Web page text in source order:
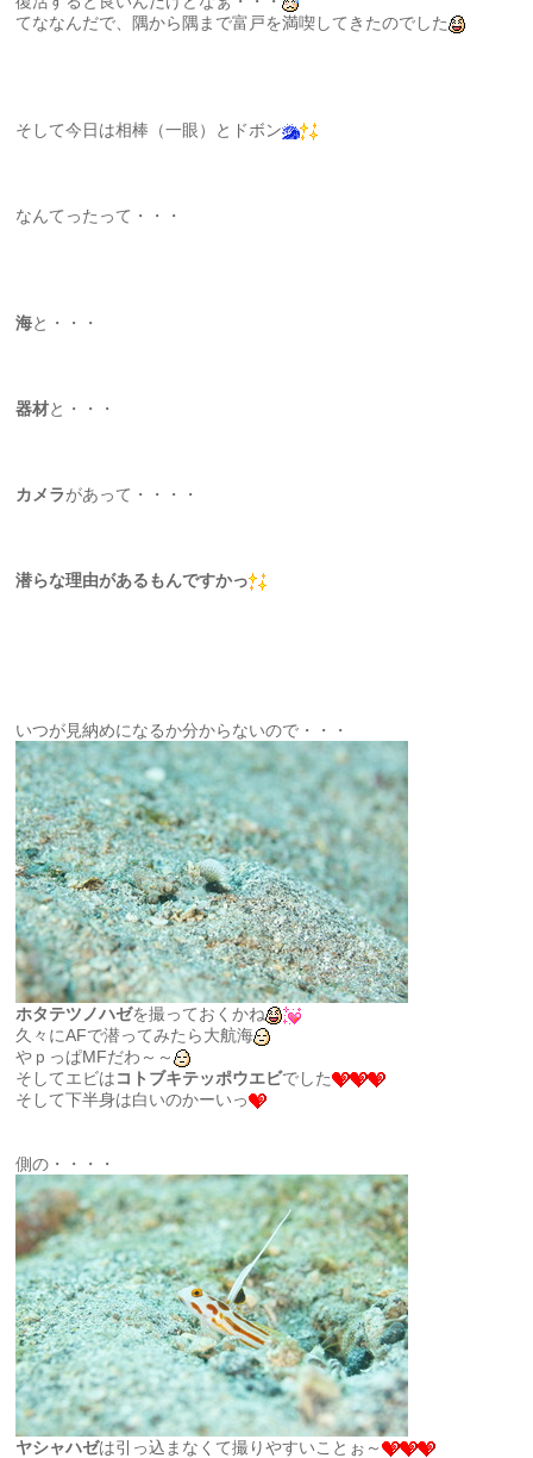
てななんだで、隅から隅まで富戸を満喫してきたのでした
そして今日は相棒（一眼）とドボン
なんてったって・・・
海と・・・
器材と・・・
カメラがあって・・・・
潜らな理由があるもんですかっ
いつが見納めになるか分からないので・・・
ホタテツノハゼを撮っておくかね
久々にAFで潜ってみたら大航海
やｐっぱMFだわ～～
そしてエビはコトブキテッポウエビでした
そして下半身は白いのかーいっ
側の・・・・
ヤシャハゼは引っ込まなくて撮りやすいことぉ～